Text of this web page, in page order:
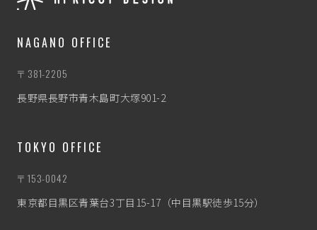
NAGANO OFFICE
〒381-2205
長野県長野市青木島町大塚901-2
TOKYO OFFICE
〒153-0042
東京都目黒区青葉台3丁目15-17（中目黒駅徒歩15分）